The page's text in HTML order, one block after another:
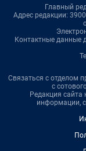
Главный
Адрес редакции:
Контактные данные
Связаться с отделом
с
Редакция сайта
информации,